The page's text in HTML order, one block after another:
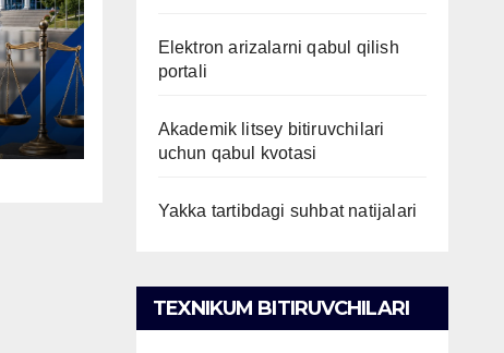
Elektron arizalarni qabul qilish
portali
Akademik litsey bitiruvchilari
uchun qabul kvotasi
Yakka tartibdagi suhbat natijalari
TEXNIKUM BITIRUVCHILARI